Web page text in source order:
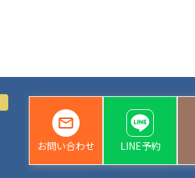
お問い合わせ LINE予約